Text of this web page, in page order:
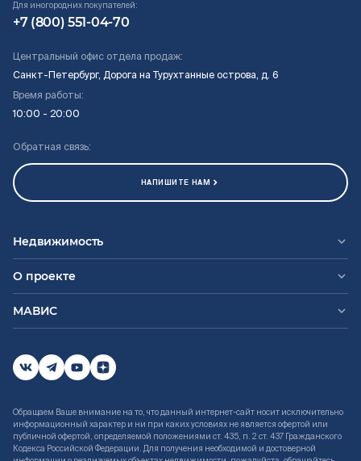
Для иногородних покупателей:
+7 (800) 551-04-70
Центральный офис отдела продаж:
Санкт-Петербург, Дорога на Турухтанные острова, д. 6
Время работы:
10:00 - 20:00
Обратная связь:
НАПИШИТЕ НАМ
Недвижимость
О проекте
МАВИС
Обращаем Ваше внимание на то, что данный интернет-сайт носит исключительно
информационный характер и ни при каких условиях не является офертой или
публичной офертой, определяемой положениями ст. 435, п. 2 ст. 437 Гражданского
Кодекса Российской Федерации. Для получения необходимой и достоверной